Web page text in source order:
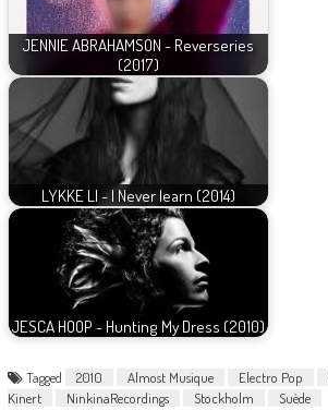
JENNIE ABRAHAMSON - Reverseries
(2017)
LYKKE LI - I Never learn (2014)
JESCA HOOP - Hunting My Dress (2010)
Tagged 2010 Almost Musique Electro Pop
Kinert
NinkinaRecordings Stockholm Suède